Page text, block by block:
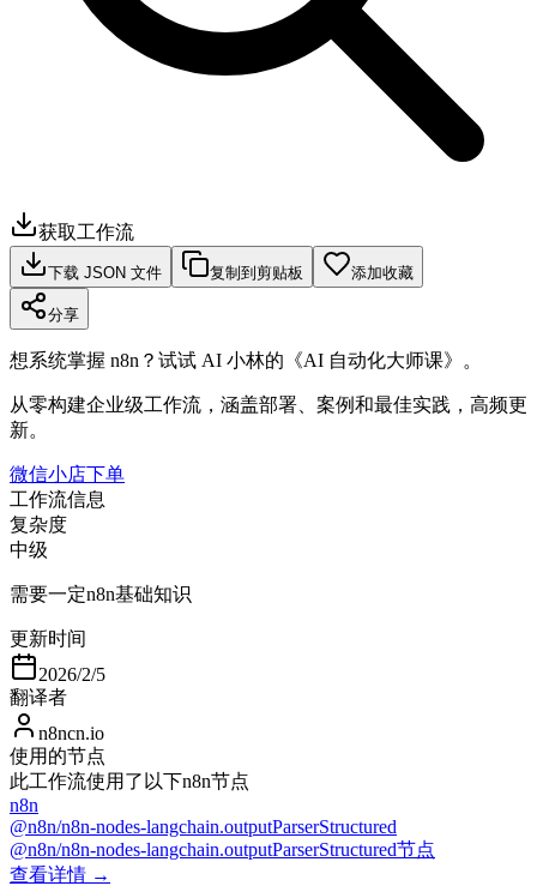
获取工作流
下载 JSON 文件 复制到剪贴板 添加收藏
分享
想系统掌握 n8n？试试 AI 小林的《AI 自动化大师课》。
从零构建企业级工作流，涵盖部署、案例和最佳实践，高频更
新。
微信小店下单
工作流信息
复杂度
中级
需要一定n8n基础知识
更新时间
2026/2/5
翻译者
n8ncn.io
使用的节点
此工作流使用了以下n8n节点
n8n
@n8n/n8n-nodes-langchain.outputParserStructured
@n8n/n8n-nodes-langchain.outputParserStructured节点
查看详情 →